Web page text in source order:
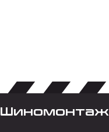
Шиномонтаж